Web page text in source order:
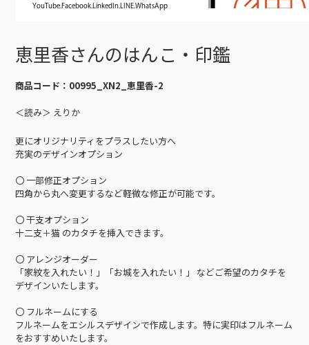
YouTube.Facebook.LinkedIn.LINE.WhatsApp
恵里香さんのはんこ・印鑑
商品コード： 00995_XN2_恵里香-2
＜読み＞ えりか
更にオリジナリティをプラスしたい方へ
充実のデザインオプション
〇 一部修正オプション
四角から丸へ変更するなど軽微な修正が可能です。
〇 干支オプション
十二支＋猫 のカタチを挿入できます。
〇 アレンジオーダー
「家紋を入れたい！」「お城を入れたい！」 などご希望のカタチを
デザインいたします。
〇 フルネームにする
フルネームをエシルスデザインで作成します。特に実印はフルネーム
をおすすめいたします。